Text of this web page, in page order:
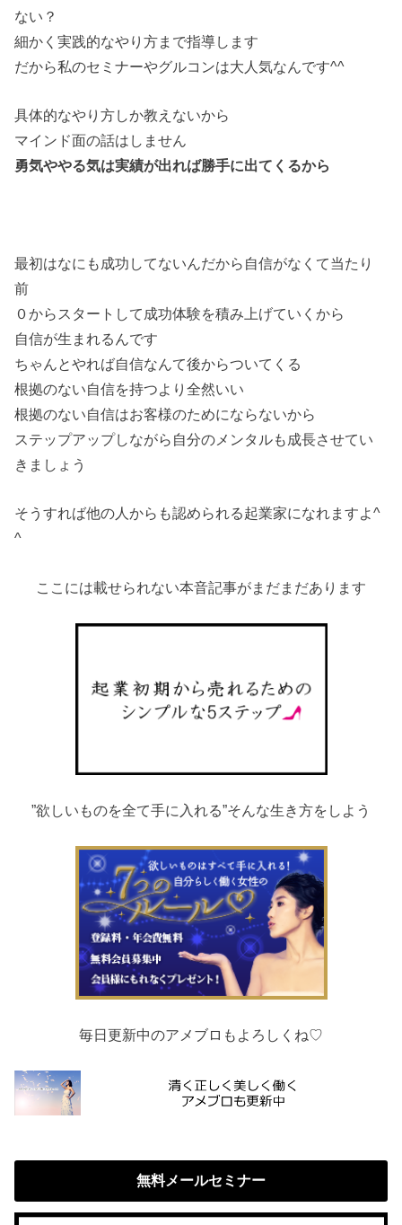
ない？
細かく実践的なやり方まで指導します
だから私のセミナーやグルコンは大人気なんです^^
具体的なやり方しか教えないから
マインド面の話はしません
勇気ややる気は実績が出れば勝手に出てくるから
最初はなにも成功してないんだから自信がなくて当たり
前
０からスタートして成功体験を積み上げていくから
自信が生まれるんです
ちゃんとやれば自信なんて後からついてくる
根拠のない自信を持つより全然いい
根拠のない自信はお客様のためにならないから
ステップアップしながら自分のメンタルも成長させてい
きましょう
そうすれば他の人からも認められる起業家になれますよ^
^
ここには載せられない本音記事がまだまだあります
”欲しいものを全て手に入れる”そんな生き方をしよう
毎日更新中のアメブロもよろしくね♡
無料メールセミナー